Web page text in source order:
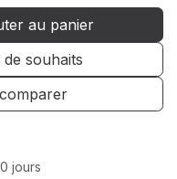
au panier
souhaits
jours